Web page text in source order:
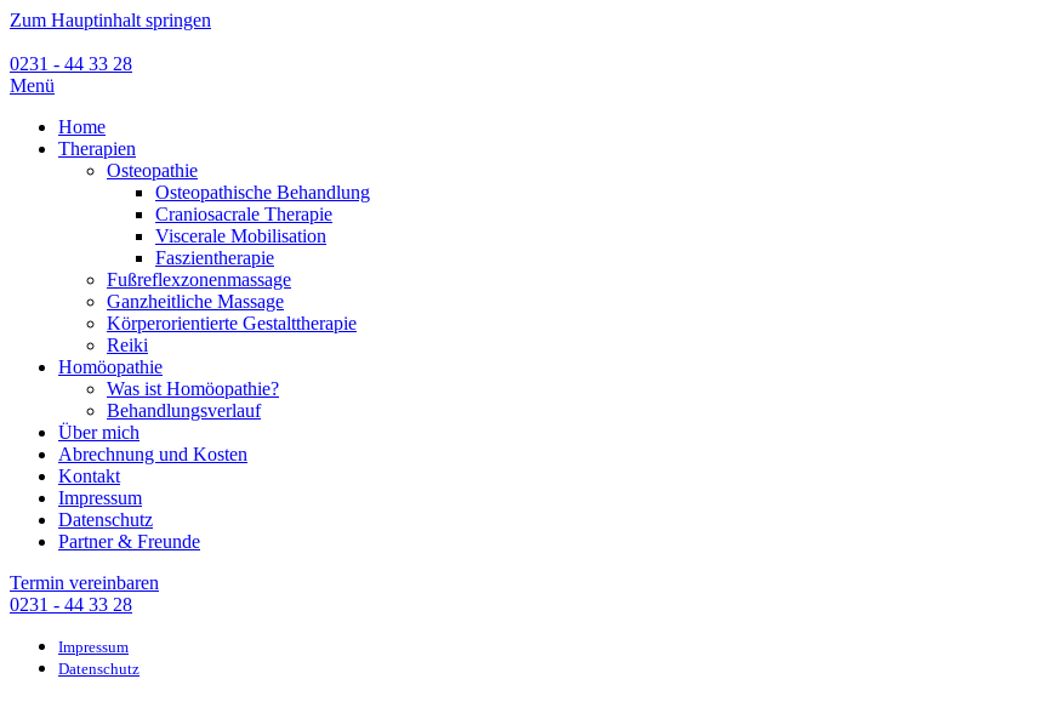
Zum Hauptinhalt springen
0231 - 44 33 28
Menü
Home
Therapien
Osteopathie
Osteopathische Behandlung
Craniosacrale Therapie
Viscerale Mobilisation
Faszientherapie
Fußreflexzonenmassage
Ganzheitliche Massage
Körperorientierte Gestalttherapie
Reiki
Homöopathie
Was ist Homöopathie?
Behandlungsverlauf
Über mich
Abrechnung und Kosten
Kontakt
Impressum
Datenschutz
Partner & Freunde
Termin vereinbaren
0231 - 44 33 28
Impressum
Datenschutz